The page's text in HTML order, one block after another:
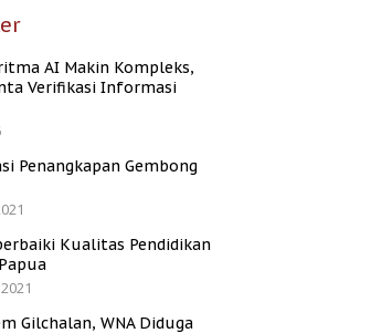
AI Makin Kompleks,
Verifikasi Informasi
Penangkapan Gembong
Kualitas Pendidikan
Gilchalan, WNA Diduga